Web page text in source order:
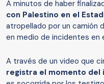
A minutos de haber
con Palestino en el
atropellado por un camión
en medio de incidentes en
A través de un video que
registra el momento del